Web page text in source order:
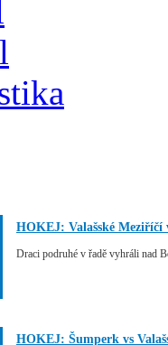
HOKEJ: Valašské Meziříčí
Draci podruhé v řadě vyhráli nad
HOKEJ: Šumperk vs